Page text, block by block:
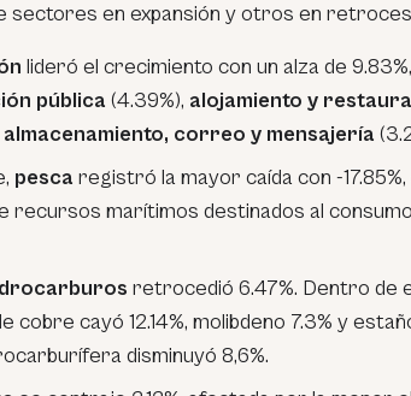
en expansión y otros en
lideró el crecimiento con un alza de
pública (4.39%), alojamiento y
correo y mensajería
pesca registró la mayor caída con -
recursos marítimos destinados al
retrocedió 6.47%. Dentro de
cobre cayó 12.14%, molibdeno 7.3% y
disminuyó 8,6%.